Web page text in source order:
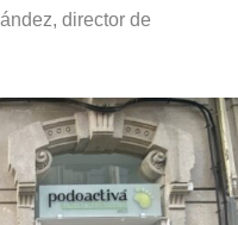
director de